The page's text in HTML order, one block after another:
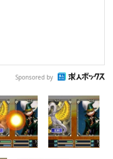
Sponsored by